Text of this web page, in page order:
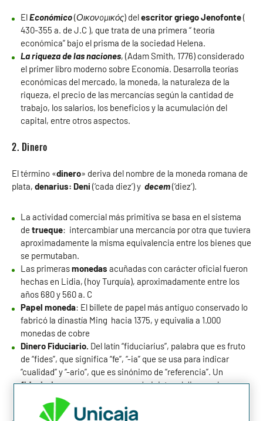
ElEconómico(Οικονoμικός) delescritor griego Jenofonte(
430-355 a. de J.C ), que trata de una primera “ teoría
económica” bajo el prisma de la sociedad Helena.
La riqueza de las naciones, (Adam Smith, 1776) considerado
el primer libro moderno sobre Economía. Desarrolla teorías
económicas del mercado, la moneda, la naturaleza de la
riqueza, el precio de las mercancías según la cantidad de
trabajo, los salarios, los beneficios y la acumulación del
capital, entre otros aspectos.
2. Dinero
El término «dinero» deriva del nombre de la moneda romana de
plata, denarius: Deni (‘cada diez’) y decem(‘diez’).
La actividad comercial más primitiva se basa en el sistema
de trueque: intercambiar una mercancía por otra que tuviera
aproximadamente la misma equivalencia entre los bienes que
se permutaban.
Las primerasmonedas acuñadas con carácter oficial fueron
hechas en Lidia, (hoy Turquía), aproximadamente entre los
años 680 y 560 a. C
Papel moneda: El billete de papel más antiguo conservado lo
fabricó la dinastía Ming hacia 1375, y equivalía a 1.000
monedas de cobre
Dinero Fiduciario. Del latín “fiduciarius”, palabra que es fruto
de “fides”, que significa “fe”, “-ia” que se usa para indicar
“cualidad” y “-ario”, que es sinónimo de “referencia”. Un
fiduciarioes una persona que administra el dinero o los
bienes de otras personas.